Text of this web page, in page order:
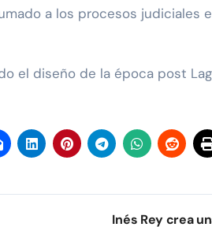
a los procesos
el diseño de la época post
Inés Rey crea